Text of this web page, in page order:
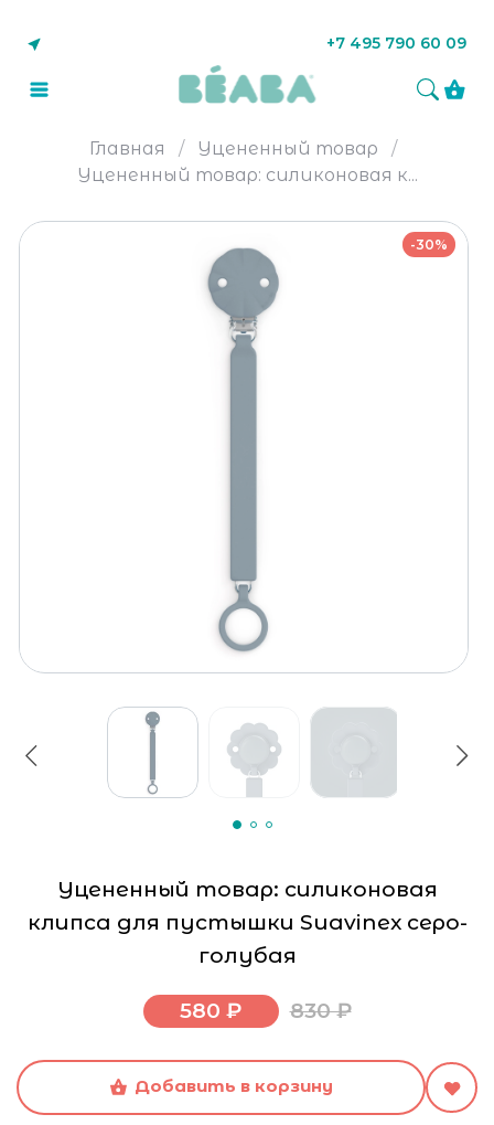
+7 495 790 60 09
Главная
Уцененный товар
Уцененный товар: силиконовая к...
-30%
Уцененный товар: силиконовая
клипса для пустышки Suavinex серо-
голубая
580 ₽ 830 ₽
Добавить в корзину